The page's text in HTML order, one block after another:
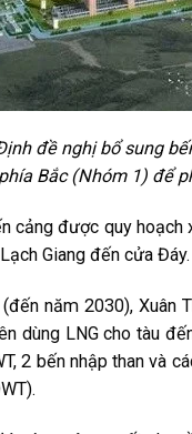
đề nghị bổ sung
Bắc (Nhóm 1) để
cảng được quy
Giang đến cửa Đáy.
năm 2030), Xuân
dùng LNG cho tàu
2 bến nhập than và